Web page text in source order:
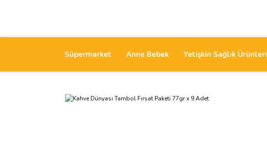
Süpermarket Anne Bebek Yetişkin Sağlık Ürünleri